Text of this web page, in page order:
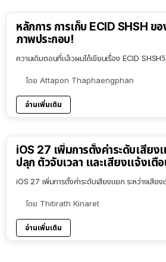
หลักการ การเก็บ ECID SHSH
ภาพประกอบ!
ความเดิมตอนที่แล้วผมได้เขียนเรื่อง ECID
โดย Attapon Thaphaengphan
อ่านเพิ่มเติม
iOS 27 เพิ่มการตั้งค่าระดับเสียง
ปลุก ตัวจับเวลา และเสียงแจ้งเตื
iOS 27 เพิ่มการตั้งค่าระดับเสียงแยก ระหว่างเสียง
โดย Thitirath Kinaret
อ่านเพิ่มเติม